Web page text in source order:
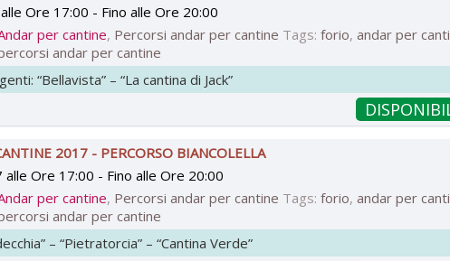
Ore 17:00 - Finoalle Ore 20:00
per cantine, Percorsi andar per cantine Tags:forio,andar per
andar per cantine
“Bellavista” – “La cantina di Jack”
2017 - PERCORSO BIANCOLELLA
Ore 17:00 - Finoalle Ore 20:00
per cantine, Percorsi andar per cantine Tags:forio,andar per
andar per cantine
– “Pietratorcia” – “Cantina Verde”